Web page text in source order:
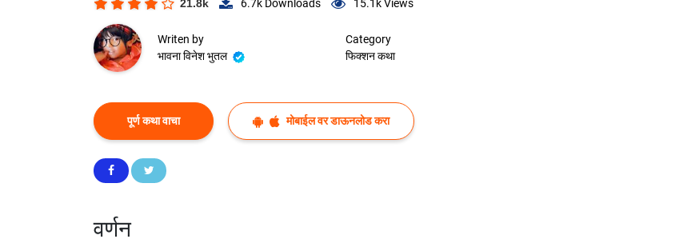
21.8k 6.7k Downloads 15.1kViews
Writen by
भावना विनेश भुतल
Category
फिक्शन कथा
पूर्ण कथा वाचा मोबाईल वर डाऊनलोड करा
वर्णन